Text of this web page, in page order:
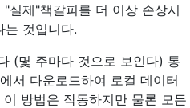
실제"책갈피를 더 이상 손상시
는 것입니다.
(몇 주마다 것으로 보인다) 통
서 다운로드하여 로컬 데이터
방법은 작동하지만 물론 모든